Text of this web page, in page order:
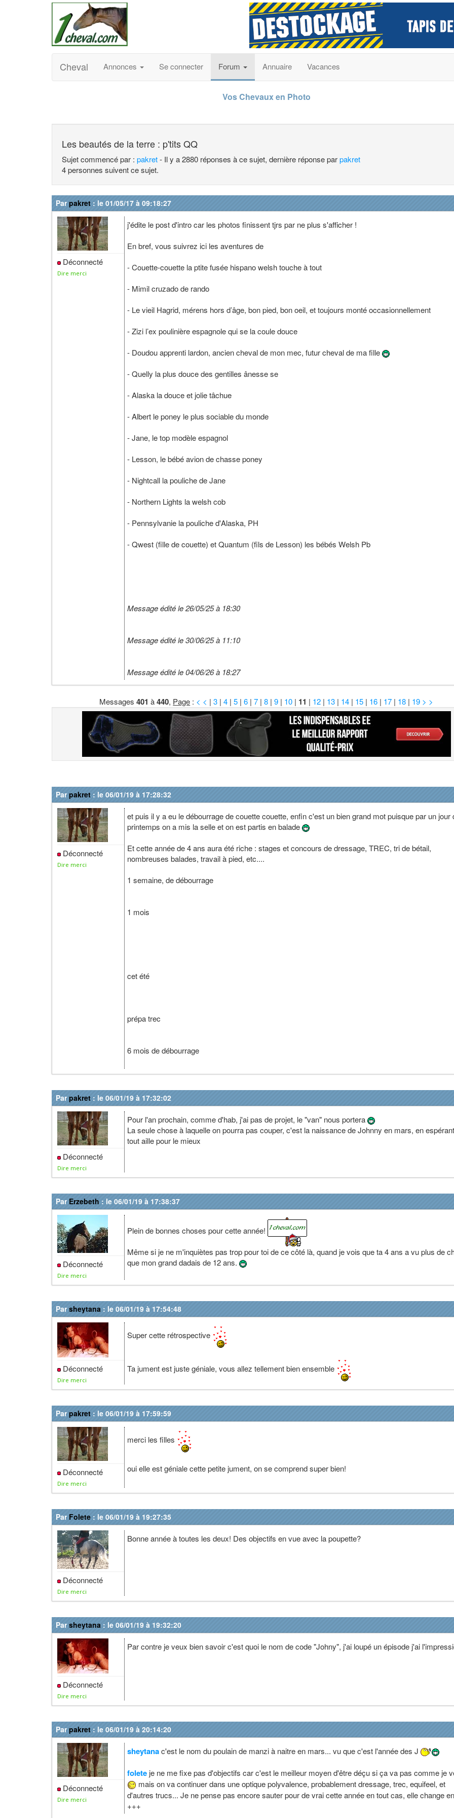
Cheval Annonces Se connecter Forum Annuaire Vacances
Vos Chevaux en Photo
Les beautés de la terre : p'tits QQ
Sujet commencé par : pakret- Il y a 2880 réponses à ce sujet, dernière réponse parpakret
4 personnes suivent ce sujet.
Parpakret : le 01/05/17 à 09:18:27
Déconnecté
Dire merci
j'édite le post d'intro car les photos finissent tjrs par ne plus s'afficher !
En bref, vous suivrez ici les aventures de
- Couette-couette la ptite fusée hispano welsh touche à tout
- Mimil cruzado de rando
- Le vieil Hagrid, mérens hors d’âge, bon pied, bon oeil, et toujours monté occasionnellement
- Zizi l’ex poulinière espagnole qui se la coule douce
- Doudou apprenti lardon, ancien cheval de mon mec, futur cheval de ma fille
- Quelly la plus douce des gentilles ânesse se
- Alaska la douce et jolie tâchue
- Albert le poney le plus sociable du monde
- Jane, le top modèle espagnol
- Lesson, le bébé avion de chasse poney
- Nightcall la pouliche de Jane
- Northern Lights la welsh cob
- Pennsylvanie la pouliche d'Alaska, PH
- Qwest (fille de couette) et Quantum (fils de Lesson) les bébés Welsh Pb
Message édité le 26/05/25 à 18:30
Message édité le 30/06/25 à 11:10
Message édité le 04/06/26 à 18:27
Messages401 à440, Page : < < |3 |4 |5 |6 |7 |8 |9 | 10 | 11 | 12 | 13 | 14 | 15 | 16 | 17 | 18 | 19 > >
Parpakret : le 06/01/19 à 17:28:32
Déconnecté
Dire merci
et puis il y a eu le débourrage de couette couette, enfin c'est un bien grand mot puisque par un jour
printemps on a mis la selle et on est partis en balade
Et cette année de 4 ans aura été riche : stages et concours de dressage, TREC, tri de bétail,
nombreuses balades, travail à pied, etc....
1 semaine, de débourrage
1 mois
cet été
prépa trec
6 mois de débourrage
Parpakret : le 06/01/19 à 17:32:02
Déconnecté
Dire merci
Pour l'an prochain, comme d'hab, j'ai pas de projet, le "van" nous portera
La seule chose à laquelle on pourra pas couper, c'est la naissance de Johnny en mars, en
tout aille pour le mieux
Par Erzebeth : le 06/01/19 à 17:38:37
Déconnecté
Dire merci
Plein de bonnes choses pour cette année!
Même si je ne m'inquiètes pas trop pour toi de ce côté là, quand je vois que ta 4 ans a vu plus de
que mon grand dadais de 12 ans.
Parsheytana : le 06/01/19 à 17:54:48
Déconnecté
Dire merci
Super cette rétrospective
Ta jument est juste géniale, vous allez tellement bien ensemble
Parpakret : le 06/01/19 à 17:59:59
Déconnecté
Dire merci
merci les filles
oui elle est géniale cette petite jument, on se comprend super bien!
Par Folete : le 06/01/19 à 19:27:35
Déconnecté
Dire merci
Bonne année à toutes les deux! Des objectifs en vue avec la poupette?
Parsheytana : le 06/01/19 à 19:32:20
Déconnecté
Dire merci
Par contre je veux bien savoir c'est quoi le nom de code "Johny", j'ai loupé un épisode j'ai
Parpakret : le 06/01/19 à 20:14:20
Déconnecté
Dire merci
sheytanac'est le nom du poulain de manzi à naitre en mars... vu que c'est l'année des J
folete je ne me fixe pas d'objectifs car c'est le meilleur moyen d'être déçu si ça va pas comme je
mais on va continuer dans une optique polyvalence, probablement dressage, trec, equifeel, et
d'autres trucs... Je ne pense pas encore sauter pour de vrai cette année en tout cas, elle change
+++